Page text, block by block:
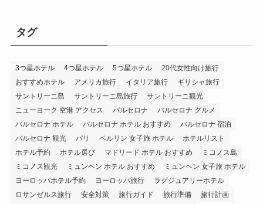
タグ
3つ星ホテル 4つ星ホテル 5つ星ホテル
20代女性向け旅行
おすすめホテル
アメリカ旅行 イタリア旅行
ギリシャ旅行
サントリーニ島
サントリーニ島旅行
サントリーニ観光
ニューヨーク 空港 アクセス
バルセロナ
バルセロナ グルメ
バルセロナ ホテル
バルセロナ ホテル おすすめ
バルセロナ 宿泊
バルセロナ 観光
パリ ベルリン 女子旅 ホテル
ホテルリスト
ホテル予約
ホテル選び マドリード ホテル おすすめ
ミコノス島
ミコノス観光
ミュンヘン ホテル おすすめ
ミュンヘン 女子旅 ホテル
ヨーロッパホテル予約
ヨーロッパ旅行
ラグジュアリーホテル
ロサンゼルス旅行
安全対策 旅行ガイド 旅行準備
旅行計画